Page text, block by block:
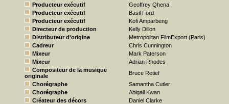
Producteur exécutif
Geoffrey Qhena
Producteur exécutif
Basil Ford
Producteur exécutif
Kofi Amparbeng
Directeur de production
Kelly Dillon
Distributeur d'origine
Metropolitan FilmExport (Paris)
Cadreur
Chris Cunnington
Mixeur
Mark Paterson
Mixeur
Adrian Rhodes
Compositeur de la musique
originale
Bruce Retief
Chorégraphe
Samantha Cutler
Chorégraphe
Abigail Kwan
Créateur des décors
Daniel Clarke